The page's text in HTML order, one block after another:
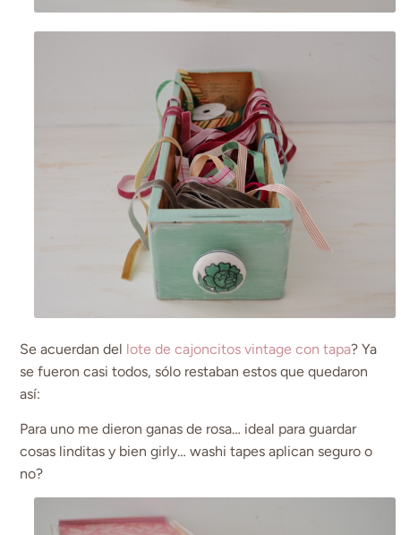
Se acuerdan del lote de cajoncitos vintage con tapa? Ya
se fueron casi todos, sólo restaban estos que quedaron
así:
Para uno me dieron ganas de rosa… ideal para guardar
cosas linditas y bien girly… washi tapes aplican seguro o
no?